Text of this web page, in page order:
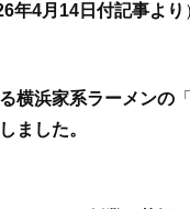
年4月14日付記事より
横浜家系ラーメンの 「
ました。